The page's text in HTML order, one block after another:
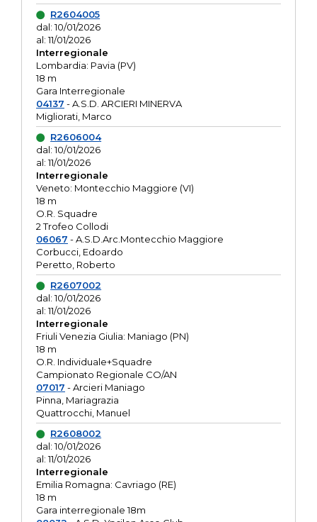
R2604005
dal: 10/01/2026
al: 11/01/2026
Interregionale
Lombardia: Pavia (PV)
18 m
Gara Interregionale
04137 - A.S.D. ARCIERI MINERVA
Migliorati, Marco
R2606004
dal: 10/01/2026
al: 11/01/2026
Interregionale
Veneto: Montecchio Maggiore (VI)
18 m
O.R. Squadre
2 Trofeo Collodi
06067 - A.S.D.Arc.Montecchio Maggiore
Corbucci, Edoardo
Peretto, Roberto
R2607002
dal: 10/01/2026
al: 11/01/2026
Interregionale
Friuli Venezia Giulia: Maniago (PN)
18 m
O.R. Individuale+Squadre
Campionato Regionale CO/AN
07017 - Arcieri Maniago
Pinna, Mariagrazia
Quattrocchi, Manuel
R2608002
dal: 10/01/2026
al: 11/01/2026
Interregionale
Emilia Romagna: Cavriago (RE)
18 m
Gara interregionale 18m